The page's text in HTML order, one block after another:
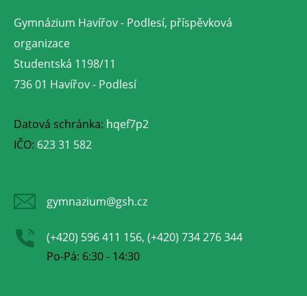
Gymnázium Havířov - Podlesí, příspěvková
organizace
Studentská 1198/11
736 01 Havířov - Podlesí
Datová schránka: hqef7p2
IČO: 623 31 582
gymnazium@gsh.cz
(+420) 596 411 156, (+420) 734 276 344
Po-Pá: 6:30 - 14:30